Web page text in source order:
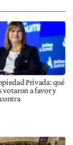
Privada: qué
votaron a favor y